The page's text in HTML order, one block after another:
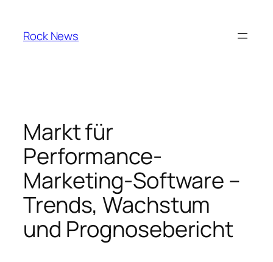
content
Rock News
Markt für
Performance-
Marketing-Software –
Trends, Wachstum
und Prognosebericht